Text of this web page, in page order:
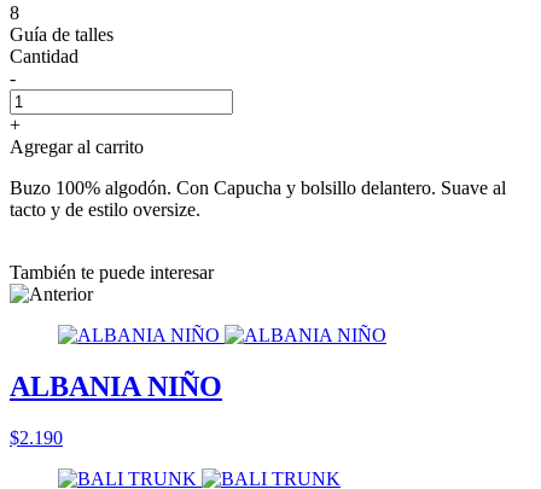
8
Guía de talles
Cantidad
-
+
Agregar al carrito
Buzo 100% algodón. Con Capucha y bolsillo delantero. Suave al
tacto y de estilo oversize.
También te puede interesar
ALBANIA NIÑO
$2.190